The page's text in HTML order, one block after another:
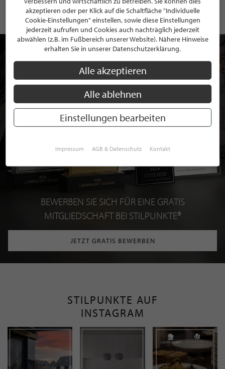
BEWERBEN SIE SICH FÜR EINE GRATIS
MITGLIEDSCHAFT BEI STILPUNKTE®
JETZT GRATIS BEWERBEN
STILPUNKTE AUF
INSTAGRAM
akzeptieren oder per Klick auf die Schaltfläche "Individuelle
Cookie-Einstellungen" einstellen, sowie diese Einstellungen
jederzeit aufrufen und Cookies auch nachträglich jederzeit
abwählen (z.B. im Fußbereich unserer Website). Nähere Hinweise
erhalten Sie in unserer Datenschutzerklärung.
Alle akzeptieren
Alle ablehnen
Einstellungen bearbeiten
Impressum AGB & Datenschutz Kontakt